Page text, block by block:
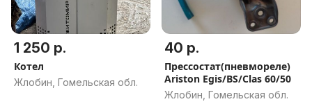
1 250 р.
Котел
Жлобин, Гомельская обл.
40 р.
Прессостат(пневмореле)
Ariston Egis/BS/Clas 60/50
Жлобин, Гомельская обл.